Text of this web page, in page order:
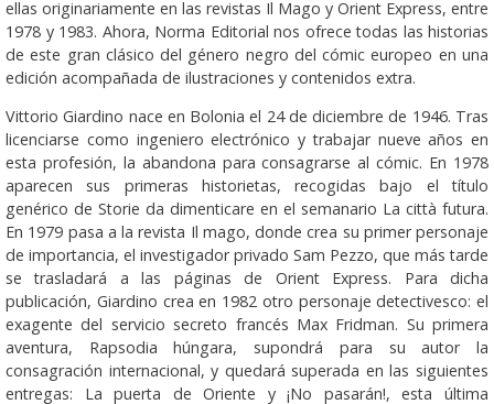
ellas originariamente en las revistas Il Mago y Orient Express, entre
1978 y 1983. Ahora, Norma Editorial nos ofrece todas las historias
de este gran clásico del género negro del cómic europeo en una
edición acompañada de ilustraciones y contenidos extra.
Vittorio Giardino nace en Bolonia el 24 de diciembre de 1946. Tras
licenciarse como ingeniero electrónico y trabajar nueve años en
esta profesión, la abandona para consagrarse al cómic. En 1978
aparecen sus primeras historietas, recogidas bajo el título
genérico de Storie da dimenticare en el semanario La città futura.
En 1979 pasa a la revista Il mago, donde crea su primer personaje
de importancia, el investigador privado Sam Pezzo, que más tarde
se trasladará a las páginas de Orient Express. Para dicha
publicación, Giardino crea en 1982 otro personaje detectivesco: el
exagente del servicio secreto francés Max Fridman. Su primera
aventura, Rapsodia húngara, supondrá para su autor la
consagración internacional, y quedará superada en las siguientes
entregas: La puerta de Oriente y ¡No pasarán!, esta última